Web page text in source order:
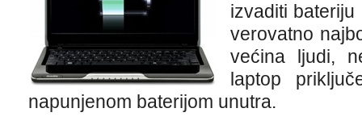
izvaditi
verovatno
većina ljudi,
laptop
napunjenom baterijom unutra.